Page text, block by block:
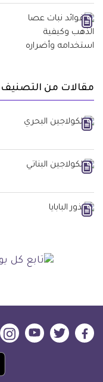
مقالات من التصنيف
ديلي
ديلي
ديلي